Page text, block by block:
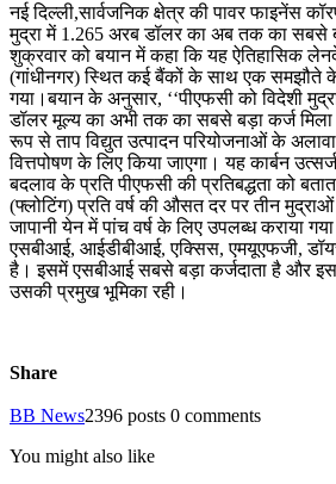
नई दिल्ली,सार्वजनिक क्षेत्र की पावर फाइनेंस
मुद्रा में 1.265 अरब डॉलर का अब तक का सबसे
शुक्रवार को बयान में कहा कि यह ऐतिहासिक
(गांधीनगर) स्थित कई बैंकों के साथ एक समझौते के
गया।बयान के अनुसार, ‘‘पीएफसी को विदेशी
डॉलर मूल्य का अभी तक का सबसे बड़ा कर्ज
रूप से ताप विद्युत उत्पादन परियोजनाओं के
वित्तपोषण के लिए किया जाएगा। यह कार्बन
बदलाव के प्रति पीएफसी की प्रतिबद्धता को
(फ्लोटिंग) प्रति वर्ष की औसत दर पर तीन
जापानी येन में पांच वर्ष के लिए उपलब्ध कराया
एसबीआई, आईडीबीआई, एक्सिस, एमयूएफजी,
है। इसमें एसबीआई सबसे बड़ा कर्जदाता है और
उसकी प्रमुख भूमिका रही।
Share
BB News2396 posts 0 comments
You might also like